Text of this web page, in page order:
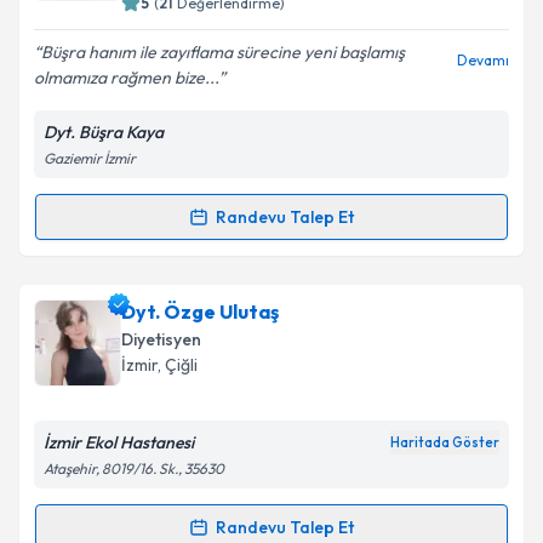
Kişisel verilerimin işlenmesine ilişkin
Metni
kapsamda işlenmesini kabul ediyorum.
Büşra hanım ile zayıflama sürecine yeni başlamış
olmamıza rağmen bize...
Devamı
Dyt. Büşra Kaya
Gaziemir İzmir
Randevu Talep Et
Randevu Takvimi Talebi
Dyt. Büşra Kayaiçin randevu takvimi talebi oluşturun.
Size bu uzmandan randevu almanız için bir takvim
hazırlandığında e-posta ile bilgilendireceğiz.
Kişisel verilerimin işlenmesine ilişkin
Dyt. Özge Ulutaş
Diyetisyen
İzmir, Çiğli
İzmir Ekol Hastanesi Haritada Göster
Ataşehir, 8019/16. Sk., 35630
Randevu Talep Et